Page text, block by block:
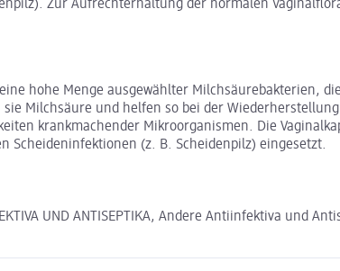
Zur Aufrechterhaltung der normalen
hohe Menge ausgewählter Milchsäurebakterien,
Milchsäure und helfen so bei der
krankmachender Mikroorganismen. Die
Scheideninfektionen (z. B. Scheidenpilz) eingesetzt.
UND ANTISEPTIKA, Andere Antiinfektiva und